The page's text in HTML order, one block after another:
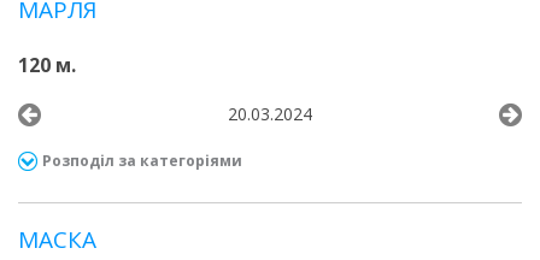
МАРЛЯ
120 м.
20.03.2024
Розподіл за категоріями
МАСКА